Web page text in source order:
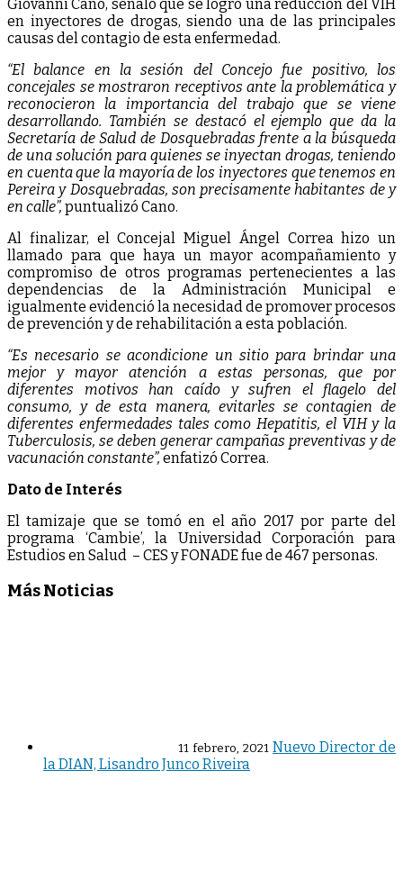
Giovanni Cano, señaló que se logró una reducción del VIH
en inyectores de drogas, siendo una de las principales
causas del contagio de esta enfermedad.
“El balance en la sesión del Concejo fue positivo, los
concejales se mostraron receptivos ante la problemática y
reconocieron la importancia del trabajo que se viene
desarrollando. También se destacó el ejemplo que da la
Secretaría de Salud de Dosquebradas frente a la búsqueda
de una solución para quienes se inyectan drogas, teniendo
en cuenta que la mayoría de los inyectores que tenemos en
Pereira y Dosquebradas, son precisamente habitantes de y
en calle”, puntualizó Cano.
Al finalizar, el Concejal Miguel Ángel Correa hizo un
llamado para que haya un mayor acompañamiento y
compromiso de otros programas pertenecientes a las
dependencias de la Administración Municipal e
igualmente evidenció la necesidad de promover procesos
de prevención y de rehabilitación a esta población.
“Es necesario se acondicione un sitio para brindar una
mejor y mayor atención a estas personas, que por
diferentes motivos han caído y sufren el flagelo del
consumo, y de esta manera, evitarles se contagien de
diferentes enfermedades tales como Hepatitis, el VIH y la
Tuberculosis, se deben generar campañas preventivas y de
vacunación constante”, enfatizó Correa.
Dato de Interés
El tamizaje que se tomó en el año 2017 por parte del
programa ‘Cambie’, la Universidad Corporación para
Estudios en Salud – CES y FONADE fue de 467 personas.
Más Noticias
11 febrero, 2021 Nuevo Director de
la DIAN, Lisandro Junco Riveira